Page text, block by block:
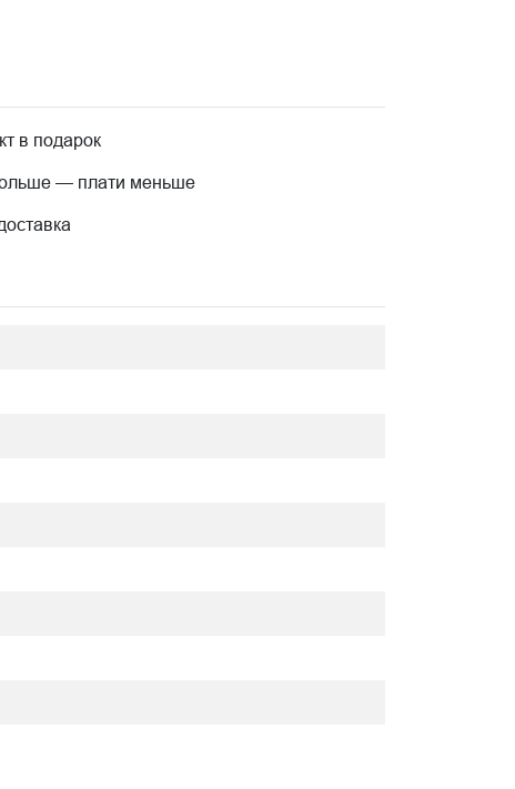
в подарок
— плати меньше